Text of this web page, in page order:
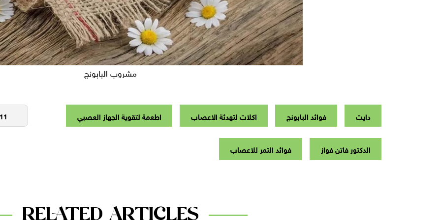
مشروب البابونج
دايت فوائد البابونج اكلات لتهدئة الاعصاب اطعمة لتقوية الجهاز العصبي
الدكتور فاتن فواز فوائد التمر للاعصاب
RELATED ARTICLES